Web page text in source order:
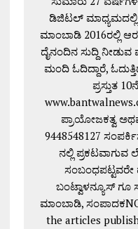
ಡಿಜಿಟಲ್ ಮಾಧ್ಯಮದಲ್ಲಿ
ಮಾಂಬಾಡಿ 2016ರಲ್ಲಿ
ದೈನಂದಿನ ಸುದ್ದಿ
ಮಂದಿ ಓದಿದ್ದಾರೆ,
ಪ್ರಸ್ತುತ
ಪ್ರಾಯೋಜಕತ್ವ
9448548127
ನಲ್ಲಿ ಪ್ರಕಟವಾಗುವ
ಸಂಬಂಧಪಟ್ಟವರೇ
ಬಂಟ್ವಾಳನ್ಯೂಸ್ ಗೂ
ಮಾಂಬಾಡಿ,
the articles